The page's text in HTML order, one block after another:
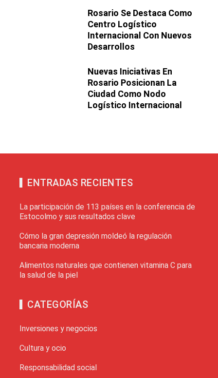
Rosario Se Destaca Como
Centro Logístico
Internacional Con Nuevos
Desarrollos
Nuevas Iniciativas En
Rosario Posicionan La
Ciudad Como Nodo
Logístico Internacional
ENTRADAS RECIENTES
La participación de 113 países en la conferencia de
Estocolmo y sus resultados clave
Cómo la gran depresión moldeó la regulación
bancaria moderna
Alimentos naturales que contienen vitamina C para
la salud de la piel
CATEGORÍAS
Inversiones y negocios
Cultura y ocio
Responsabilidad social